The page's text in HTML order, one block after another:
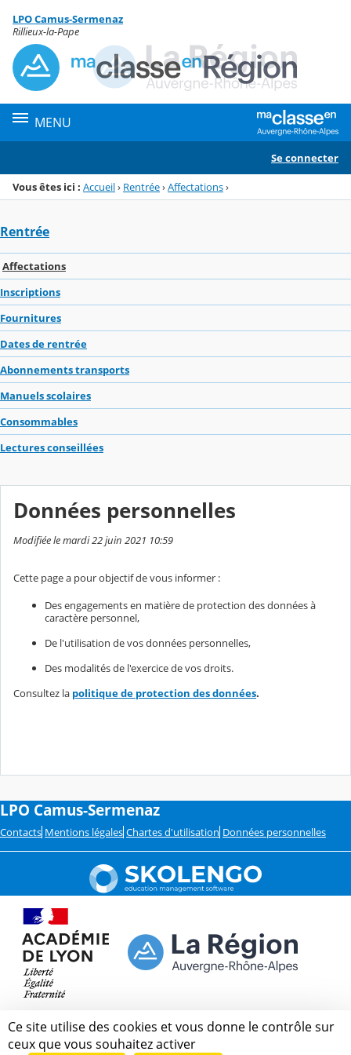
Menu de la rubrique
Contenu
LPO Camus-Sermenaz
Rillieux-la-Pape
MENU
Se connecter
Vous êtes ici : Accueil› Rentrée›Affectations›
Rentrée
Affectations
Inscriptions
Fournitures
Dates de rentrée
Abonnements transports
Manuels scolaires
Consommables
Lectures conseillées
Données personnelles
Modifiée le mardi 22 juin 2021 10:59
Cette page a pour objectif de vous informer :
Des engagements en matière de protection des données à
caractère personnel,
De l'utilisation de vos données personnelles,
Des modalités de l'exercice de vos droits.
Consultez la politique de protection des données.
LPO Camus-Sermenaz
Contacts Mentions légales Chartes d'utilisation Données personnelles
Ce site utilise des cookies et vous donne le contrôle sur
ceux que vous souhaitez activer